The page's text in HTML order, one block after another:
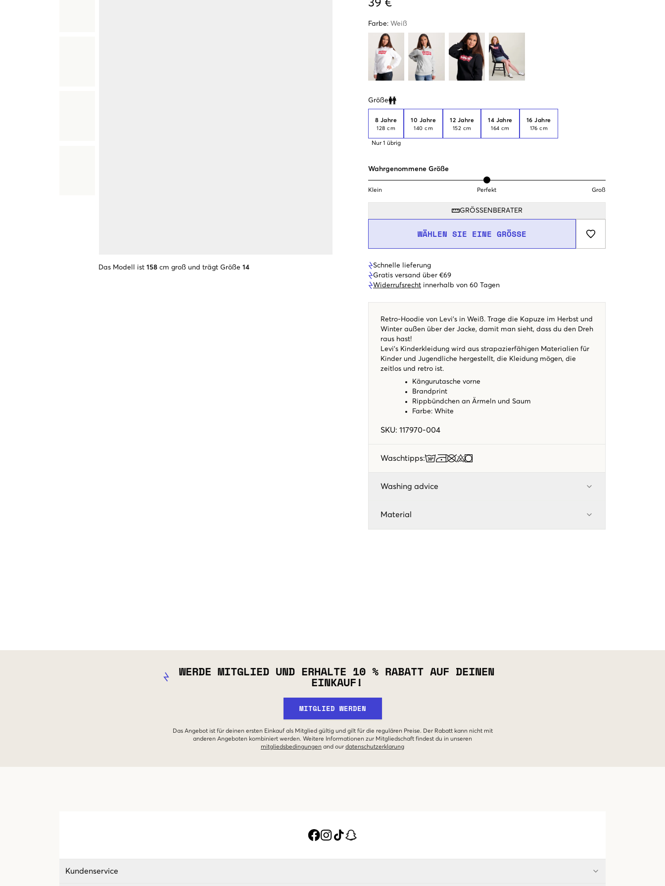
Das Modell ist 158 cm groß und trägt Größe 14
39 €
Farbe: Weiß
Größe
Clone modal
8 Jahre
128 cm
Nur 1 übrig
10 Jahre
140 cm
12 Jahre
152 cm
14 Jahre
164 cm
16 Jahre
176 cm
Wahrgenommene Größe
Klein Perfekt Groß
GRÖSSENBERATER
WÄHLEN SIE EINE GRÖSSE
Schnelle lieferung
Gratis versand über €69
Widerrufsrecht innerhalb von 60 Tagen
Retro-Hoodie von Levi's in Weiß. Trage die Kapuze im Herbst und
Winter außen über der Jacke, damit man sieht, dass du den Dreh
raus hast!
Levi's Kinderkleidung wird aus strapazierfähigen Materialien für
Kinder und Jugendliche hergestellt, die Kleidung mögen, die
zeitlos und retro ist.
Kängurutasche vorne
Brandprint
Rippbündchen an Ärmeln und Saum
Farbe: White
SKU: 117970-004
Waschtipps:
Washing advice
Material
WERDE MITGLIED UND ERHALTE 10 % RABATT AUF DEINEN
EINKAUF!
MITGLIED WERDEN
Das Angebot ist für deinen ersten Einkauf als Mitglied gültig und gilt für die regulären Preise. Der Rabatt kann nicht mit
anderen Angeboten kombiniert werden. Weitere Informationen zur Mitgliedschaft findest du in unseren
mitgliedsbedingungen and our datenschutzerklarung
Kundenservice